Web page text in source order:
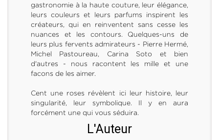
gastronomie à la haute couture, leur élégance,
leurs couleurs et leurs parfums inspirent les
créateurs, qui en reinventent sans cesse les
nuances et les contours. Quelques-uns de
leurs plus fervents admirateurs - Pierre Hermé,
Michel Pastoureau, Carina Soto et bien
d'autres - nous racontent les mille et une
facons de les aimer.
Cent une roses révèlent ici leur histoire, leur
singularité, leur symbolique. Il y en aura
forcément une qui vous séduira.
L'Auteur